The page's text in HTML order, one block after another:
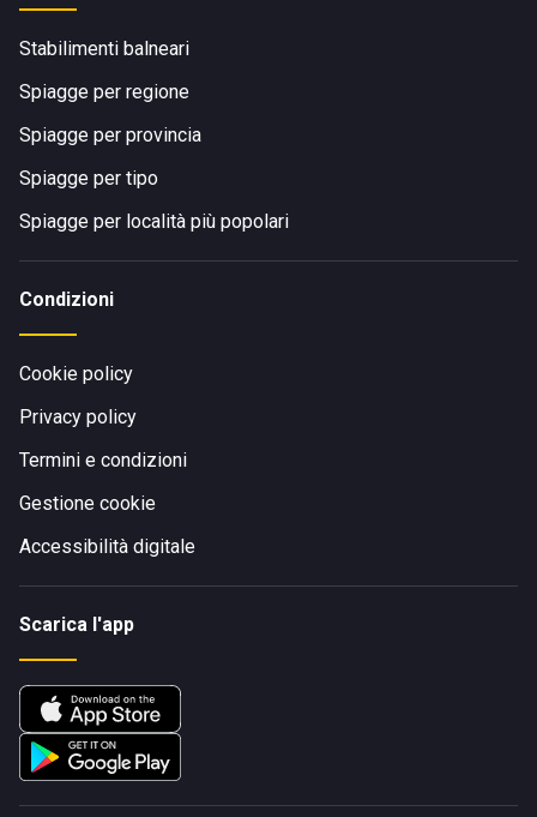
Stabilimenti balneari
Spiagge per regione
Spiagge per provincia
Spiagge per tipo
Spiagge per località più popolari
Condizioni
Cookie policy
Privacy policy
Termini e condizioni
Gestione cookie
Accessibilità digitale
Scarica l'app